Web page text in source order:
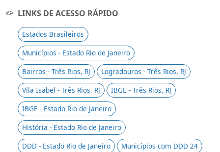
LINKS DE ACESSO RÁPIDO
Estados Brasileiros
Municípios - Estado Rio de Janeiro
Bairros - Três Rios, RJ
Logradouros - Três Rios, RJ
Vila Isabel - Três Rios, RJ
IBGE - Três Rios, RJ
IBGE - Estado Rio de Janeiro
História - Estado Rio de Janeiro
DDD - Estado Rio de Janeiro
Municípios com DDD 24